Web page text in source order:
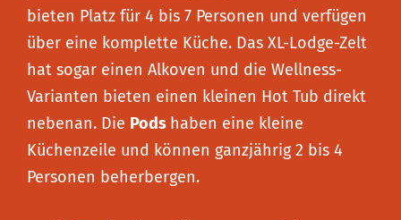
bieten Platz für 4 bis 7 Personen und verfügen
über eine komplette Küche. Das XL-Lodge-Zelt
hat sogar einen Alkoven und die Wellness-
Varianten bieten einen kleinen Hot Tub direkt
nebenan. Die Pods haben eine kleine
Küchenzeile und können ganzjährig 2 bis 4
Personen beherbergen.